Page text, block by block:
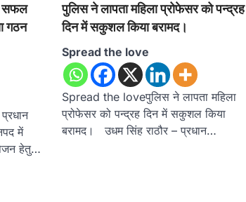
सफल
गठन
में
हेतु…
पुलिस ने लापता महिला प्रोफेसर को पन्द्रह
दिन में सकुशल किया बरामद।
Spread the love
Spread the loveपुलिस ने लापता महिला
प्रोफेसर को पन्द्रह दिन में सकुशल किया
बरामद। उधम सिंह राठौर – प्रधान…